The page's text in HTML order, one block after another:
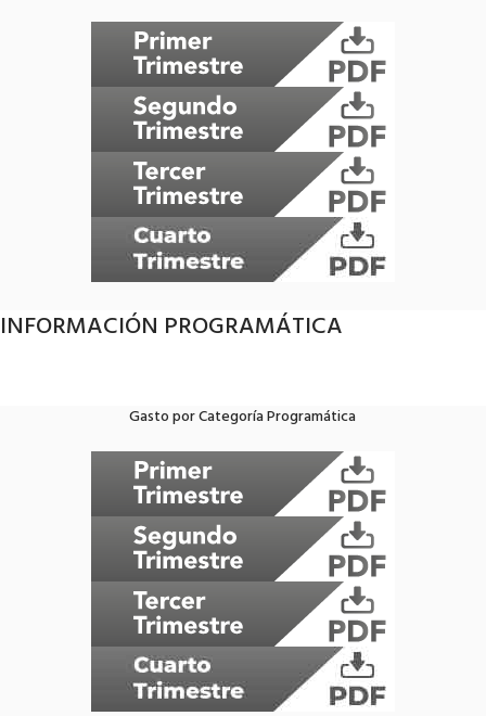
INFORMACIÓN PROGRAMÁTICA
Gasto por Categoría Programática